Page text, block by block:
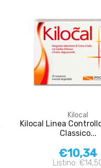
Kilocal
Kilocal Linea
Classico...
€10,34
Listino: